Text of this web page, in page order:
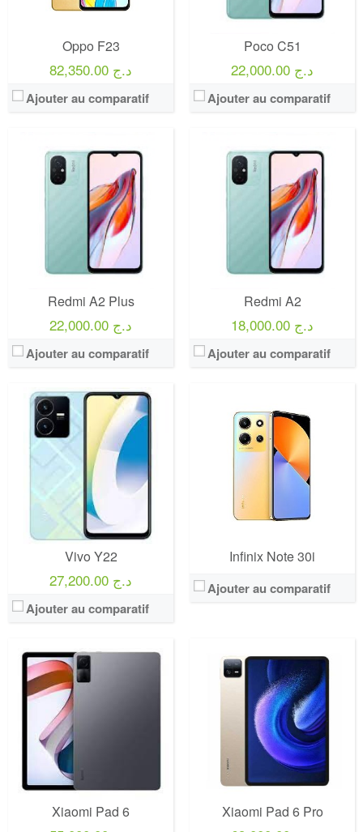
Oppo F23
82,350.00 د.ج
Ajouter au comparatif
Poco C51
22,000.00 د.ج
Ajouter au comparatif
Redmi A2 Plus
22,000.00 د.ج
Ajouter au comparatif
Redmi A2
18,000.00 د.ج
Ajouter au comparatif
Vivo Y22
27,200.00 د.ج
Ajouter au comparatif
Infinix Note 30i
Ajouter au comparatif
Xiaomi Pad 6 Xiaomi Pad 6 Pro